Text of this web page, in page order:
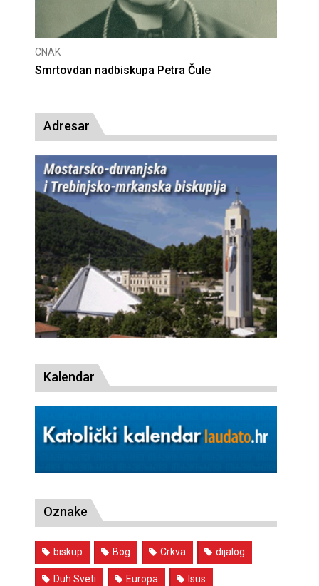
CNAK
Deseta obljetnica poništenja komunističke
Adresar
Kalendar
Oznake
biskup Bog Crkva dijalog
Duh Sveti Europa Isus